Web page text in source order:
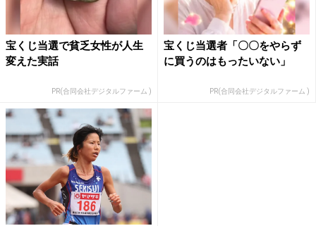
宝くじ当選で貧乏女性が人生
変えた実話
PR(合同会社デジタルファーム )
宝くじ当選者「〇〇をやらず
に買うのはもったいない」
PR(合同会社デジタルファーム )